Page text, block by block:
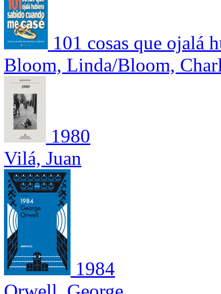
101 cosas que ojalá
Bloom, Linda/Bloom,
1980
Vilá, Juan
1984